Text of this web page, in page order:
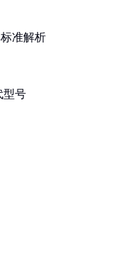
准解析
型号